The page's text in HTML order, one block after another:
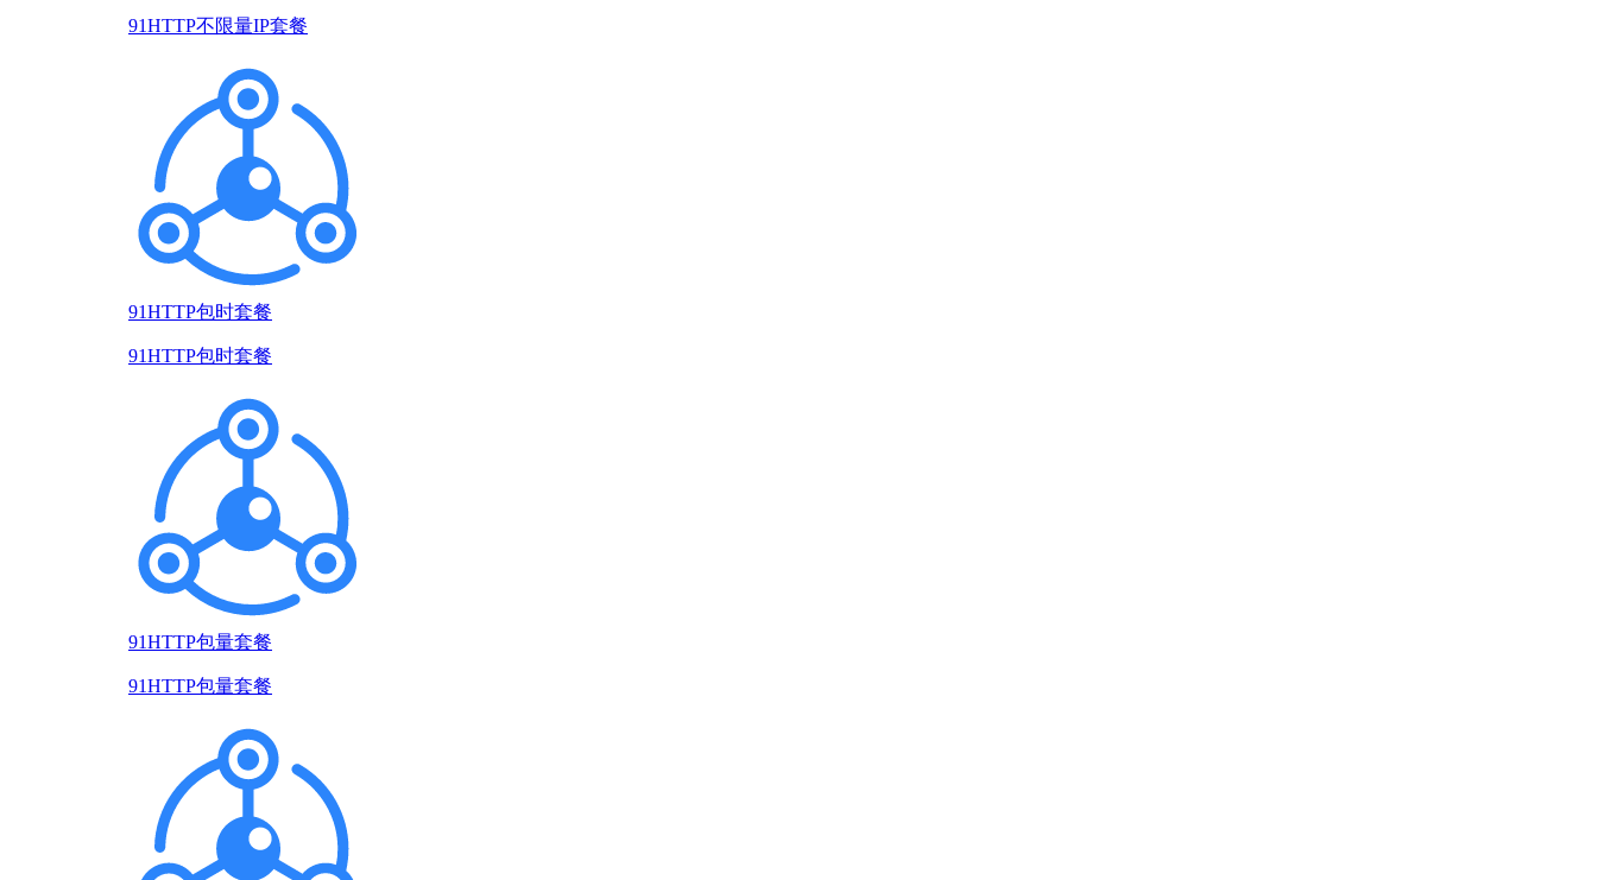
91HTTP不限量IP套餐
91HTTP包时套餐
91HTTP包时套餐
91HTTP包量套餐
91HTTP包量套餐